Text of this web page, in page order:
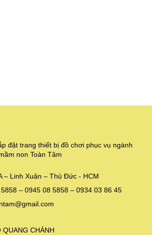
đặt trang thiết bị đồ chơi phục vụ ngành
non Toàn Tâm
– Linh Xuân – Thủ Đức - HCM
– 0945 08 5858 – 0934 03 86 45
CHÁNH